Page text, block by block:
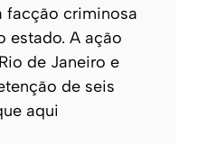
facção criminosa
estado. A ação
de Janeiro e
de seis
aqui